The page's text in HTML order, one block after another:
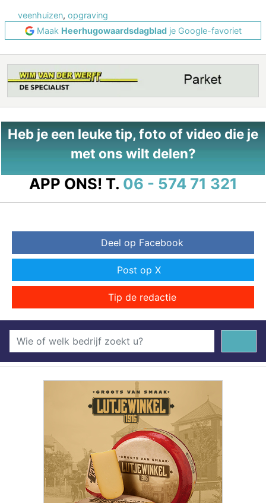
veenhuizen, opgraving
Maak Heerhugowaardsdagbladje Google-favoriet
Heb je een leuke tip, foto of video die je
met ons wilt delen?
APP ONS! T. 06 - 574 71 321
Deel op Facebook
Post op X
Tip de redactie